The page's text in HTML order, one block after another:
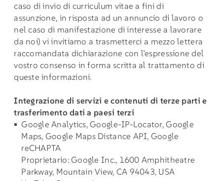
caso di invio di curriculum vitae a fini di
assunzione, in risposta ad un annuncio di lavoro o
nel caso di manifestazione di interesse a lavorare
da noi) vi invitiamo a trasmetterci a mezzo lettera
raccomandata dichiarazione con l’espressione del
vostro consenso in forma scritta al trattamento di
queste informazioni.
Integrazione di servizi e contenuti di terze parti e
trasferimento dati a paesi terzi
Google Analytics, Google-IP-Locator, Google
Maps, Google Maps Distance API, Google
reCHAPTA
Proprietario: Google Inc., 1600 Amphitheatre
Parkway, Mountain View, CA 94043, USA